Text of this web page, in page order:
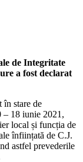
de Integritate
a fost declarat
în stare de
– 18 iunie 2021,
local și funcția de
înființată de C.J.
astfel prevederile